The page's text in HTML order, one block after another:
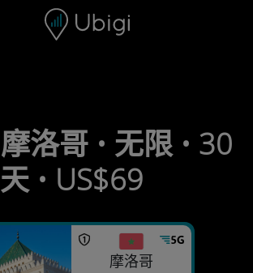
洛哥 • 无限 • 30
天 • US$69
摩洛哥